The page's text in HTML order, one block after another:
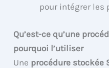
pour intégrer les
Qu’est-ce qu’une
pourquoi l’utiliser
Une procédure stockée